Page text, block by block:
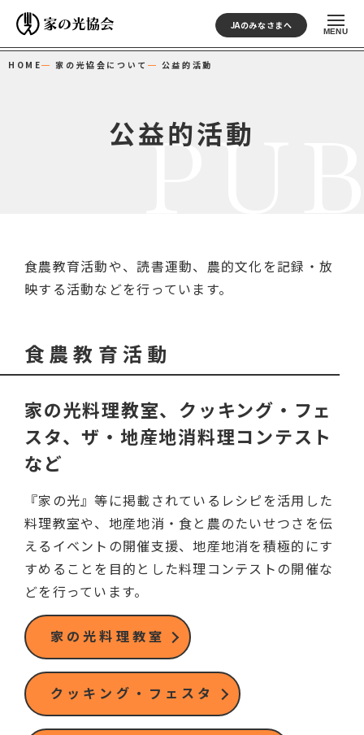
JAのみなさまへ
HOME 家の光協会について 公益的活動
公益的活動
食農教育活動や、読書運動、農的文化を記録・放
映する活動などを行っています。
食農教育活動
家の光料理教室、クッキング・フェ
スタ、ザ・地産地消料理コンテスト
など
『家の光』等に掲載されているレシピを活用した
料理教室や、地産地消・食と農のたいせつさを伝
えるイベントの開催支援、地産地消を積極的にす
すめることを目的とした料理コンテストの開催な
どを行っています。
家の光料理教室
クッキング・フェスタ